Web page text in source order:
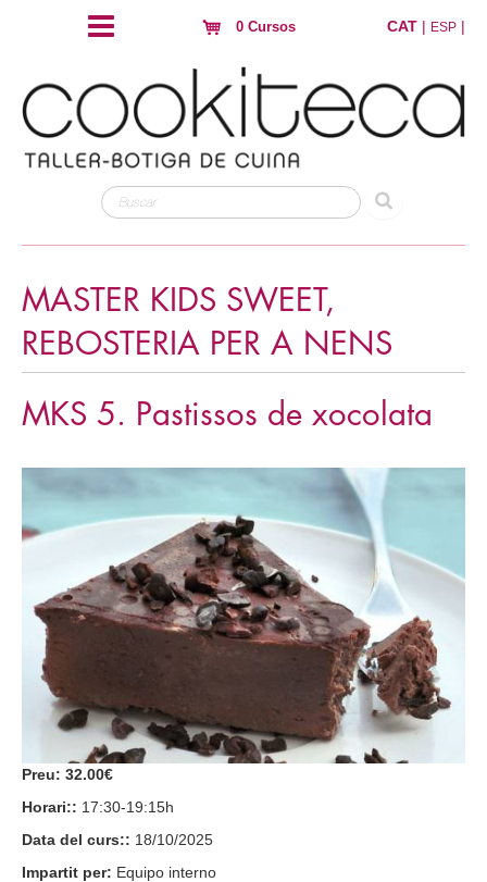
0 Cursos CAT | ESP |
MASTER KIDS SWEET,
REBOSTERIA PER A NENS
MKS 5. Pastissos de xocolata
Preu: 32.00€
Horari:: 17:30-19:15h
Data del curs:: 18/10/2025
Impartit per: Equipo interno